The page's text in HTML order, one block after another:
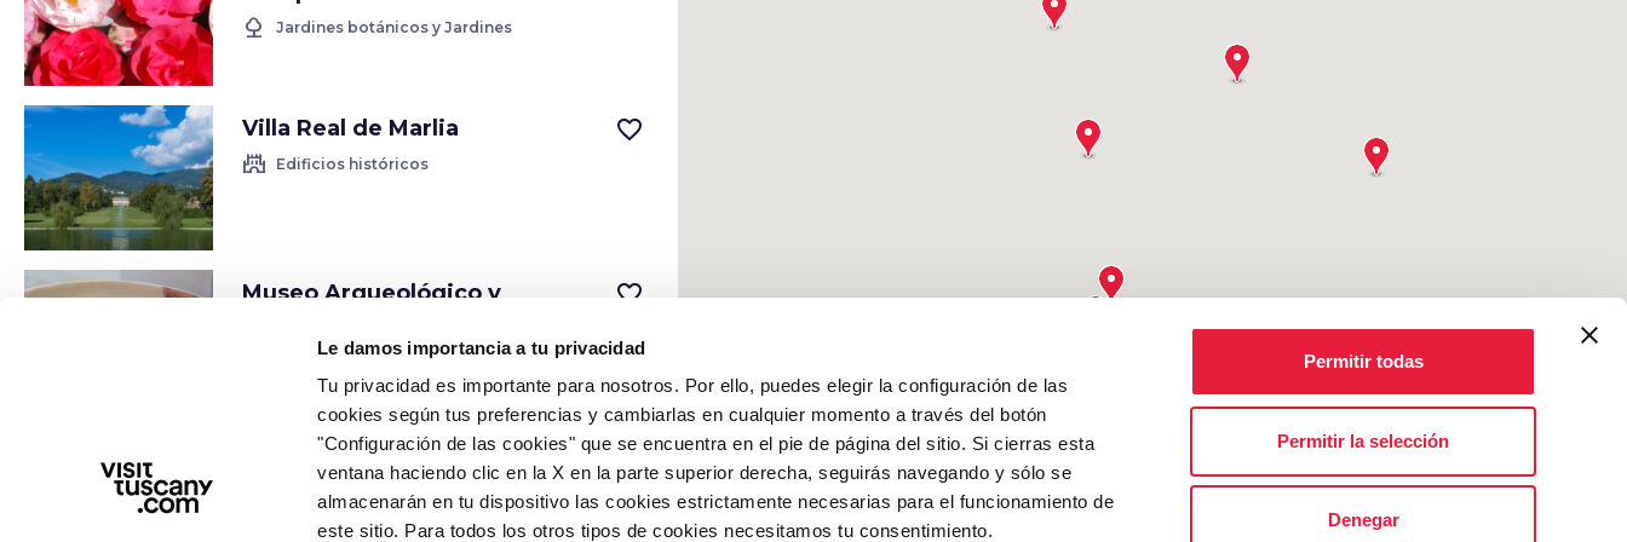
Le damos importancia a tu privacidad
Tu privacidad es importante para nosotros. Por ello, puedes elegir la configuración de las
cookies según tus preferencias y cambiarlas en cualquier momento a través del botón
"Configuración de las cookies" que se encuentra en el pie de página del sitio. Si cierras esta
ventana haciendo clic en la X en la parte superior derecha, seguirás navegando y sólo se
almacenarán en tu dispositivo las cookies estrictamente necesarias para el funcionamiento de
este sitio. Para todos los otros tipos de cookies necesitamos tu consentimiento.
Permitir todas
Permitir la selección
Denegar
nature Jardines botánicos y Jardines
Villa Real de Marlia
castle Edificios históricos
favorite_border
Museo Arqueológico y
Museos
favorite_border
Roble de las Brujas
Bosques y forestas
favorite_border